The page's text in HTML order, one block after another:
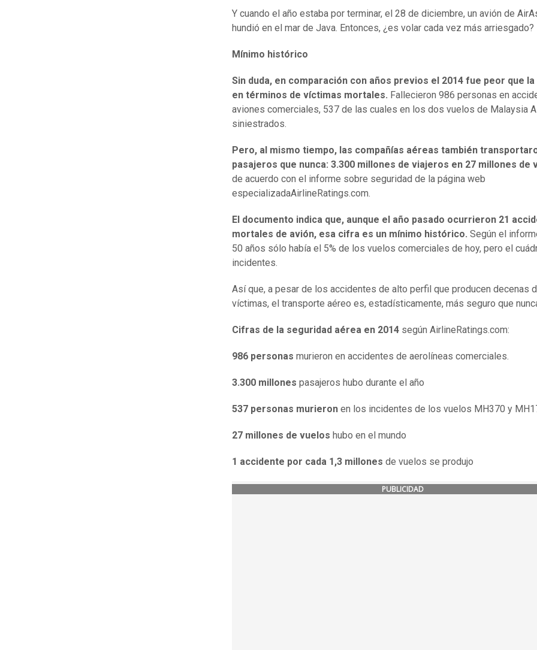
Y cuando el año estaba por terminar, el 28 de diciembre, un avión de
hundió en el mar de Java. Entonces, ¿es volar cada vez más arriesgado?
Mínimo histórico
Sin duda, en comparación con años previos el 2014 fue peor que la
en términos de víctimas mortales. Fallecieron 986 personas en
aviones comerciales, 537 de las cuales en los dos vuelos de Malaysia
siniestrados.
Pero, al mismo tiempo, las compañías aéreas también
pasajeros que nunca: 3.300 millones de viajeros en 27 millones de
de acuerdo con el informe sobre seguridad de la página web
especializadaAirlineRatings.com.
El documento indica que, aunque el año pasado ocurrieron 21
mortales de avión, esa cifra es un mínimo histórico. Según el
50 años sólo había el 5% de los vuelos comerciales de hoy, pero el
incidentes.
Así que, a pesar de los accidentes de alto perfil que producen decenas
víctimas, el transporte aéreo es, estadísticamente, más seguro que
Cifras de la seguridad aérea en 2014 según AirlineRatings.com:
986 personas murieron en accidentes de aerolíneas comerciales.
3.300 millones pasajeros hubo durante el año
537 personas murieron en los incidentes de los vuelos MH370 y
27 millones de vuelos hubo en el mundo
1 accidente por cada 1,3 millones de vuelos se produjo
PUBLICIDAD